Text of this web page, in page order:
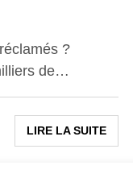
?
de…
LIRE LA SUITE